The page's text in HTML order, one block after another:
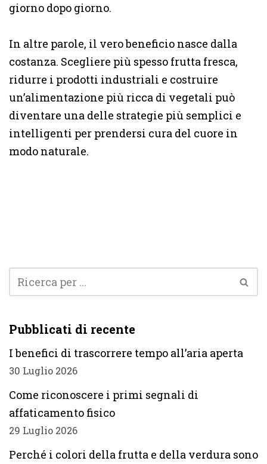
giorno dopo giorno.
In altre parole, il vero beneficio nasce dalla
costanza. Scegliere più spesso frutta fresca,
ridurre i prodotti industriali e costruire
un’alimentazione più ricca di vegetali può
diventare una delle strategie più semplici e
intelligenti per prendersi cura del cuore in
modo naturale.
Pubblicati di recente
I benefici di trascorrere tempo all’aria aperta
30 Luglio 2026
Come riconoscere i primi segnali di
affaticamento fisico
29 Luglio 2026
Perché i colori della frutta e della verdura sono